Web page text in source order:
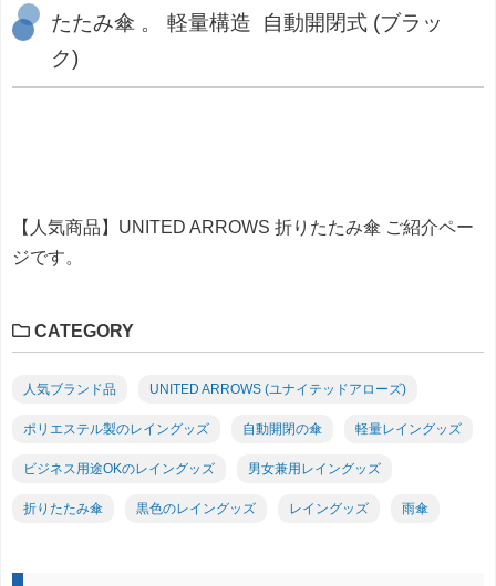
たたみ傘 。 軽量構造 自動開閉式 (ブラッ
ク)
【人気商品】UNITED ARROWS 折りたたみ傘 ご紹介ペー
ジです。
CATEGORY
人気ブランド品 UNITED ARROWS (ユナイテッドアローズ)
ポリエステル製のレイングッズ 自動開閉の傘 軽量レイングッズ
ビジネス用途OKのレイングッズ 男女兼用レイングッズ
折りたたみ傘 黒色のレイングッズ レイングッズ 雨傘